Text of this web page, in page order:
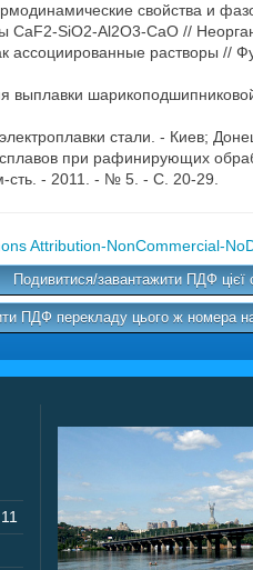
свойства и
CaF2-SiO2-Al2O3-CaO //
растворы //
выплавки
стали. - Киев;
при рафинирующих
сть. - 2011. - № 5. - С. 20-29.
Attribution-NonCommercial-
Подивитися/завантажити ПДФ цієї
ПДФ перекладу цього ж номера